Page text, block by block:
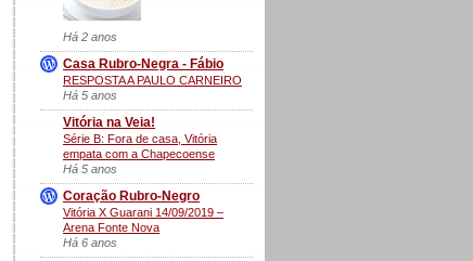
Há 2 anos
Casa Rubro-Negra - Fábio
RESPOSTA A PAULO CARNEIRO
Há 5 anos
Vitória na Veia!
Série B: Fora de casa, Vitória
empata com a Chapecoense
Há 5 anos
Coração Rubro-Negro
Vitória X Guarani 14/09/2019 –
Arena Fonte Nova
Há 6 anos